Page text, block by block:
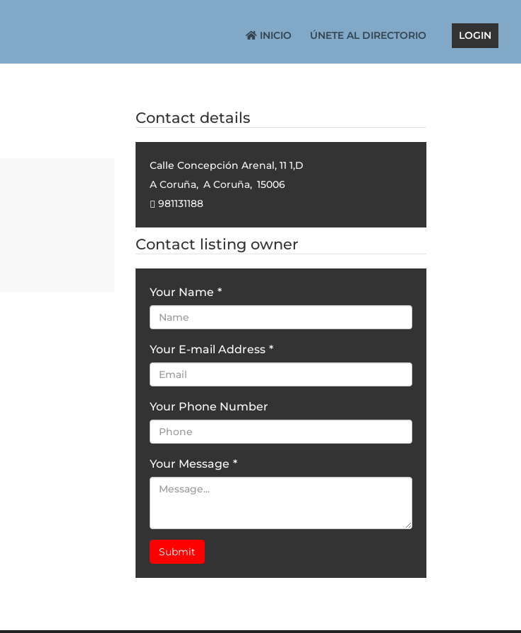
INICIO ÚNETE AL DIRECTORIO LOGIN
Contact details
Calle Concepción Arenal, 11 1,D
A Coruña, A Coruña, 15006
981131188
Contact listing owner
Your Name *
Your E-mail Address *
Your Phone Number
Your Message *
Submit